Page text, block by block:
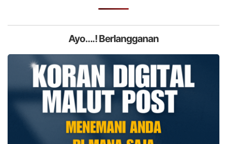
Ayo….! Berlangganan